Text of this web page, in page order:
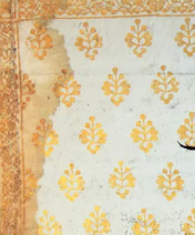
MELAYU
HARUS